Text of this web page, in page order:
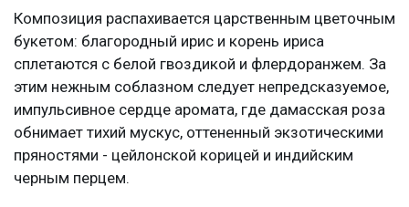
Композиция распахивается царственным цветочным
букетом: благородный ирис и корень ириса
сплетаются с белой гвоздикой и флердоранжем. За
этим нежным соблазном следует непредсказуемое,
импульсивное сердце аромата, где дамасская роза
обнимает тихий мускус, оттененный экзотическими
пряностями - цейлонской корицей и индийским
черным перцем.